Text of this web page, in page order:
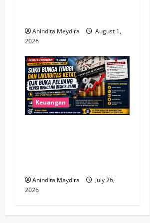
Anindita Meydira
August 1,
2026
Keuangan
Anindita Meydira
July 26,
2026